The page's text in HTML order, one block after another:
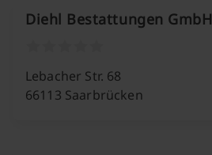
Diehl Bestattungen GmbH
Lebacher Str. 68
66113 Saarbrücken